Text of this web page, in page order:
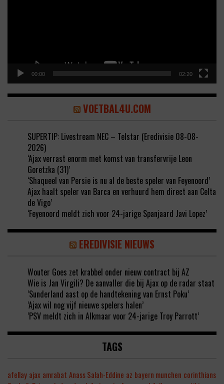
00:00 02:20
VOETBAL4U.COM
SUPERTIP: Livestream NEC – Telstar (Eredivisie 08-08-
2026)
‘Ajax verrast enorm met komst van transfervrije Leon
Goretzka (31)’
‘Shaqueel van Persie is nu al de beste speler van Feyenoord’
Ajax haalt speler van Barca en verhuurd hem direct aan Celta
de Vigo’
‘Feyenoord meldt zich voor 24-jarige Spanjaard Javi Lopez’
EREDIVISIE NIEUWS
Wouter Goes zet krabbel onder nieuw contract bij AZ
Wie is Jan Virgili? De aanvaller die bij Ajax op de radar staat
‘Sunderland aast op de handtekening van Ernst Poku’
‘Ajax wil nog vijf nieuwe spelers halen’
‘PSV meldt zich in Alkmaar voor 24-jarige Troy Parrott’
TAGS
afellay ajax amrabat Anass Salah-Eddine az bayern munchen corinthians